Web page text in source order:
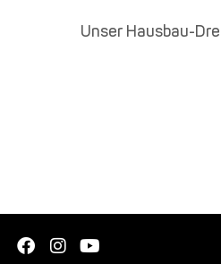
Unser Hausbau-